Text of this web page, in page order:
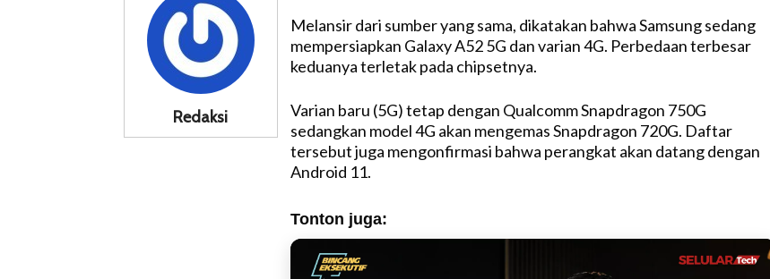
Redaksi
t
Melansir dari sumber yang sama, dikatakan bahwa Samsung sedang
mempersiapkan Galaxy A52 5G dan varian 4G. Perbedaan terbesar
keduanya terletak pada chipsetnya.
Varian baru (5G) tetap dengan Qualcomm Snapdragon 750G
sedangkan model 4G akan mengemas Snapdragon 720G. Daftar
tersebut juga mengonfirmasi bahwa perangkat akan datang dengan
Android 11.
Tonton juga: